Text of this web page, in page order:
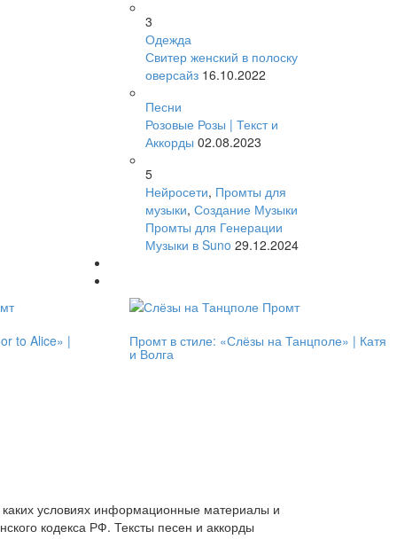
3
Одежда
Свитер женский в полоску
оверсайз 16.10.2022
Песни
Розовые Розы | Текст и
Аккорды 02.08.2023
5
Нейросети, Промты для
музыки, Создание Музыки
Промты для Генерации
Музыки в Suno 29.12.2024
to Alice» | Промт в стиле: «Слёзы на Танцполе» | Катя
и Волга
условиях информационные материалы и
кодекса РФ. Тексты песен и аккорды